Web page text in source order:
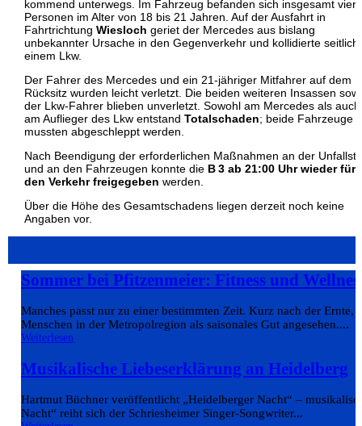
kommend unterwegs. Im Fahrzeug befanden sich insgesamt vier
Personen im Alter von 18 bis 21 Jahren. Auf der Ausfahrt in
Fahrtrichtung Wiesloch geriet der Mercedes aus bislang
unbekannter Ursache in den Gegenverkehr und kollidierte seitlich
einem Lkw.
Der Fahrer des Mercedes und ein 21-jähriger Mitfahrer auf dem
Rücksitz wurden leicht verletzt. Die beiden weiteren Insassen
der Lkw-Fahrer blieben unverletzt. Sowohl am Mercedes als auch
am Auflieger des Lkw entstand Totalschaden; beide Fahrzeuge
mussten abgeschleppt werden.
Nach Beendigung der erforderlichen Maßnahmen an der
und an den Fahrzeugen konnte die B 3 ab 21:00 Uhr wieder für
den Verkehr freigegeben werden.
Über die Höhe des Gesamtschadens liegen derzeit noch keine
Angaben vor.
Sommer bei Pfitzenmeier: Fitness und
Manches passt nur zu einer bestimmten Zeit. Kurz nach der
Menschen in der Metropolregion als saisonales Gut angesehen....
Weiterlesen
Musikalische Liebeserklärung an Heidelberg
Hartmut Büchner veröffentlicht „Heidelberger Nacht“ –
Nacht“ reiht sich der Schriesheimer Singer-Songwriter...